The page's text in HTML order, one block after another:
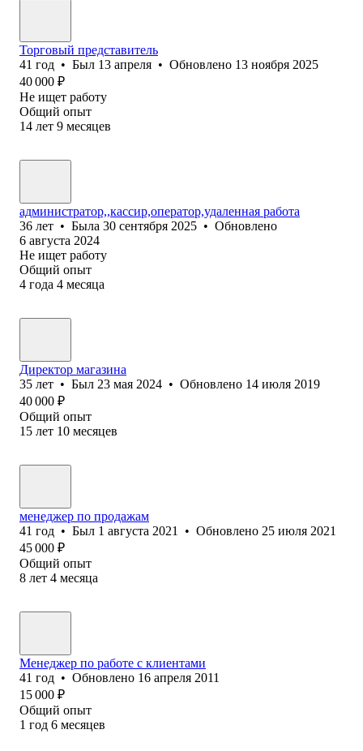
Торговый представитель
41 год • Был 13 апреля • Обновлено 13 ноября 2025
40 000 ₽
Не ищет работу
Общий опыт
14 лет 9 месяцев
администратор,,кассир,оператор,удаленная работа
36 лет • Была 30 сентября 2025 • Обновлено
6 августа 2024
Не ищет работу
Общий опыт
4 года 4 месяца
Директор магазина
35 лет • Был 23 мая 2024 • Обновлено 14 июля 2019
40 000 ₽
Общий опыт
15 лет 10 месяцев
менеджер по продажам
41 год • Был 1 августа 2021 • Обновлено 25 июля 2021
45 000 ₽
Общий опыт
8 лет 4 месяца
Менеджер по работе с клиентами
41 год • Обновлено 16 апреля 2011
15 000 ₽
Общий опыт
1 год 6 месяцев